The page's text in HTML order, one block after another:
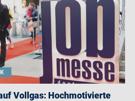
Vollgas: Hochmotivierte